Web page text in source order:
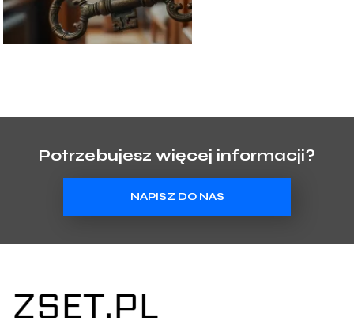
Potrzebujesz więcej informacji?
NAPISZ DO NAS